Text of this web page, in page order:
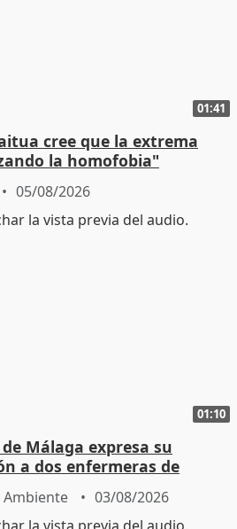
01:41
cree que la extrema
la homofobia"
05/08/2026
01:10
Málaga expresa su
a dos enfermeras de
Ambiente 03/08/2026